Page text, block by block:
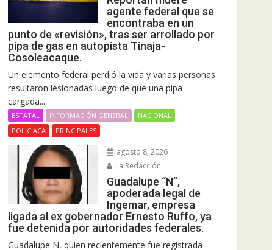
agente federal que se
encontraba en un
punto de «revisión», tras ser arrollado por
pipa de gas en autopista Tinaja-
Cosoleacaque.
Un elemento federal perdió la vida y varias personas
resultaron lesionadas luego de que una pipa
cargada...
ESTATAL INFORMACIÓN GENERAL
NACIONAL
POLICIACA
PRINCIPALES
agosto 8, 2026
La Redacción
Guadalupe “N”,
apoderada legal de
Ingemar, empresa
ligada al ex gobernador Ernesto Ruffo, ya
fue detenida por autoridades federales.
Guadalupe N, quien recientemente fue registrada